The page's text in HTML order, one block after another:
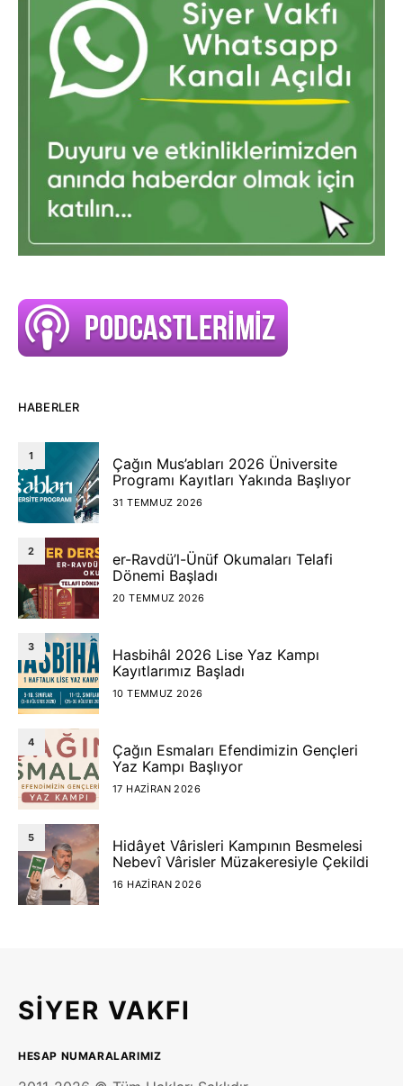
HABERLER
1
Çağın Mus’abları 2026 Üniversite
Programı Kayıtları Yakında Başlıyor
31 TEMMUZ 2026
2
er-Ravdü’l-Ünüf Okumaları Telafi
Dönemi Başladı
20 TEMMUZ 2026
3
Hasbihâl 2026 Lise Yaz Kampı
Kayıtlarımız Başladı
10 TEMMUZ 2026
4
Çağın Esmaları Efendimizin Gençleri
Yaz Kampı Başlıyor
17 HAZIRAN 2026
5
Hidâyet Vârisleri Kampının Besmelesi
Nebevî Vârisler Müzakeresiyle Çekildi
16 HAZIRAN 2026
SIYER VAKFI
HESAP NUMARALARIMIZ